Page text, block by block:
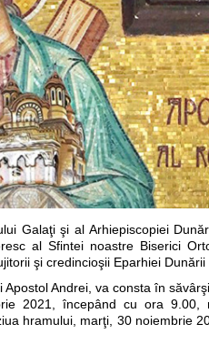
Galaţi şi al Arhiepiscopiei
al Sfintei noastre Biserici
şi credincioşii Eparhiei Dunării
Andrei, va consta în
2021, începând cu ora 9.00,
hramului, marţi, 30 noiembrie